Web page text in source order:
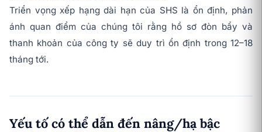
Triển vọng xếp hạng dài hạn của SHS là ổn định, phản
ánh quan điểm của chúng tôi rằng hồ sơ đòn bẩy và
thanh khoản của công ty sẽ duy trì ổn định trong 12–18
tháng tới.
Yếu tố có thể dẫn đến nâng/hạ bậc